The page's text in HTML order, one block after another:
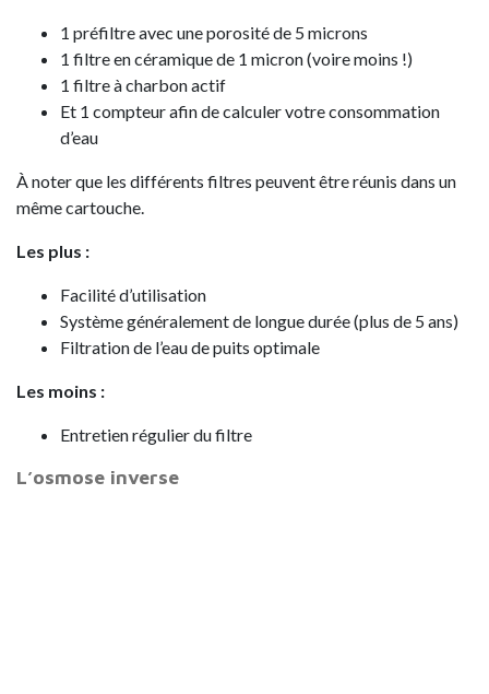
1 préfiltre avec une porosité de 5 microns
1 filtre en céramique de 1 micron (voire moins !)
1 filtre à charbon actif
Et 1 compteur afin de calculer votre consommation
d’eau
À noter que les différents filtres peuvent être réunis dans un
même cartouche.
Les plus :
Facilité d’utilisation
Système généralement de longue durée (plus de 5 ans)
Filtration de l’eau de puits optimale
Les moins :
Entretien régulier du filtre
L’osmose inverse